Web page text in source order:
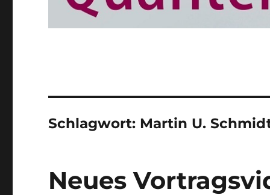
Schlagwort: Martin U.
Neues